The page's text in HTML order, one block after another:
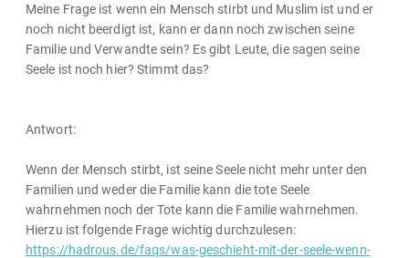
Meine Frage ist wenn ein Mensch stirbt und Muslim ist und er
noch nicht beerdigt ist, kann er dann noch zwischen seine
Familie und Verwandte sein? Es gibt Leute, die sagen seine
Seele ist noch hier? Stimmt das?
Antwort:
Wenn der Mensch stirbt, ist seine Seele nicht mehr unter den
Familien und weder die Familie kann die tote Seele
wahrnehmen noch der Tote kann die Familie wahrnehmen.
Hierzu ist folgende Frage wichtig durchzulesen:
https://hadrous.de/faqs/was-geschieht-mit-der-seele-wenn-